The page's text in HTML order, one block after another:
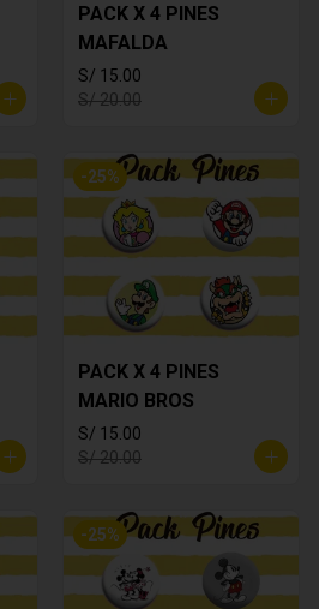
PACK X 4 PINES
MAFALDA
S/ 15.00
S/ 20.00
-25%
PACK X 4 PINES
MARIO BROS
S/ 15.00
S/ 20.00
-25%